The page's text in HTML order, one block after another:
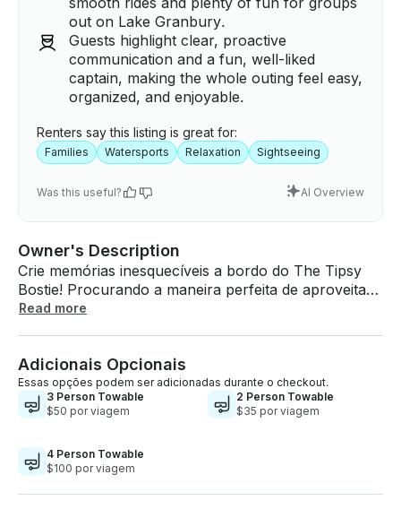
out on Lake Granbury.
Guests highlight clear, proactive
communication and a fun, well-liked
captain, making the whole outing feel easy,
organized, and enjoyable.
Renters say this listing is great for:
Families Watersports Relaxation Sightseeing
Was this useful? AI Overview
Owner's Description
Crie memórias inesquecíveis a bordo do The Tipsy
Bostie! Procurando a maneira perfeita de aproveitar
o Lago Granbury? Você não está apenas alugando
Crest 240 Classic Platinum Tritoon foi construído
para diversão, conforto e relaxamento, esteja você
comemorando uma ocasião especial ou apenas
relaxando na água. Por que escolher The Tipsy
experiente cuida de tudo — atracar, abastecer e
navegar — para que você possa sentar, relaxar e se
divertir. ✅ Espaçoso e confortável — Assentos
Read more
Adicionais Opcionais
Essas opções podem ser adicionadas durante o checkout.
3 Person Towable
$50 por viagem
2 Person Towable
$35 por viagem
4 Person Towable
$100 por viagem